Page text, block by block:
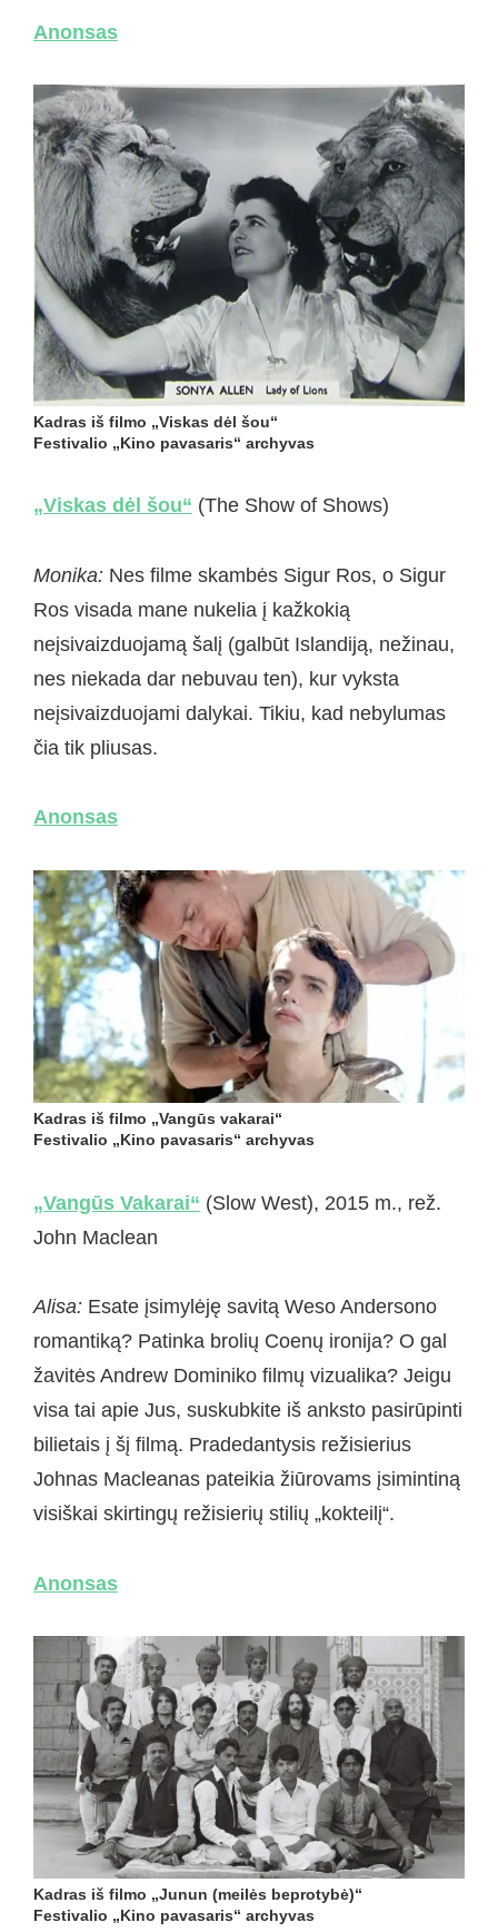
Anonsas
Kadras iš filmo „Viskas dėl šou“
Festivalio „Kino pavasaris“ archyvas
„Viskas dėl šou“ (The Show of Shows)
Monika: Nes filme skambės Sigur Ros, o Sigur
Ros visada mane nukelia į kažkokią
neįsivaizduojamą šalį (galbūt Islandiją, nežinau,
nes niekada dar nebuvau ten), kur vyksta
neįsivaizduojami dalykai. Tikiu, kad nebylumas
čia tik pliusas.
Anonsas
Kadras iš filmo „Vangūs vakarai“
Festivalio „Kino pavasaris“ archyvas
„Vangūs Vakarai“ (Slow West), 2015 m., rež.
John Maclean
Alisa: Esate įsimylėję savitą Weso Andersono
romantiką? Patinka brolių Coenų ironija? O gal
žavitės Andrew Dominiko filmų vizualika? Jeigu
visa tai apie Jus, suskubkite iš anksto pasirūpinti
bilietais į šį filmą. Pradedantysis režisierius
Johnas Macleanas pateikia žiūrovams įsimintiną
visiškai skirtingų režisierių stilių „kokteilį“.
Anonsas
Kadras iš filmo „Junun (meilės beprotybė)“
Festivalio „Kino pavasaris“ archyvas